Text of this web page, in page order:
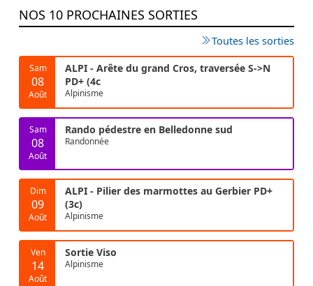
NOS 10 PROCHAINES SORTIES
Toutes les sorties
Sam
08
Août
ALPI - Arête du grand Cros, traversée S->N
PD+ (4c
Alpinisme
Sam
08
Août
Rando pédestre en Belledonne sud
Randonnée
Dim
09
Août
ALPI - Pilier des marmottes au Gerbier PD+
(3c)
Alpinisme
Ven
14
Août
Sortie Viso
Alpinisme